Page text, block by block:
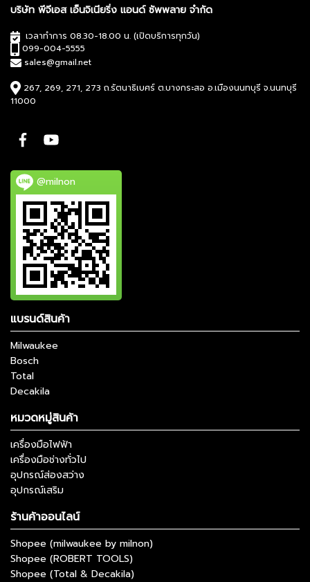
บริษัท พีจีเอส เอ็นจิเนียริ่ง แอนด์ ซัพพลาย จำกัด
เวลาทำการ 08.30-18.00 น. (เปิดบริการทุกวัน)
099-004-5555
sales@gmail.net
267, 269, 271, 273 ถ.รัตนาธิเบศร์ ต.บางกระสอ อ.เมืองนนทบุรี จ.นนทบุรี
11000
@milnon
แบรนด์สินค้า
Milwaukee
Bosch
Total
Decakila
หมวดหมู่สินค้า
เครื่องมือไฟฟ้า
เครื่องมือช่างทั่วไป
อุปกรณ์ส่องสว่าง
อุปกรณ์เสริม
ร้านค้าออนไลน์
Shopee (milwaukee by milnon)
Shopee (ROBERT TOOLS)
Shopee (Total & Decakila)